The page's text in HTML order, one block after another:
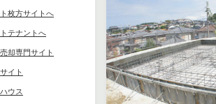
枚方サイトへ
テナントへ
却専門サイト
イト
ウス